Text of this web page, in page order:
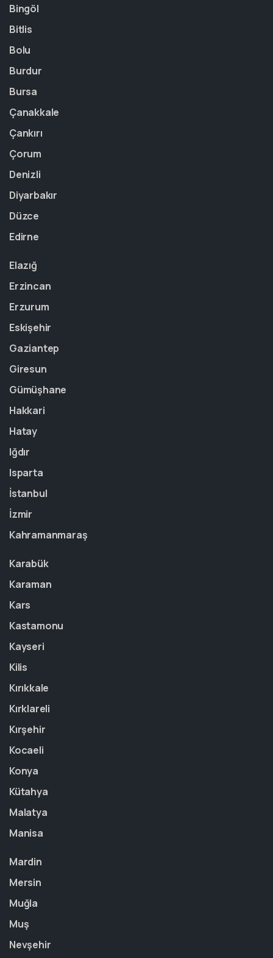
Bingöl
Bitlis
Bolu
Burdur
Bursa
Çanakkale
Çankırı
Çorum
Denizli
Diyarbakır
Düzce
Edirne
Elazığ
Erzincan
Erzurum
Eskişehir
Gaziantep
Giresun
Gümüşhane
Hakkari
Hatay
Iğdır
Isparta
İstanbul
İzmir
Kahramanmaraş
Karabük
Karaman
Kars
Kastamonu
Kayseri
Kilis
Kırıkkale
Kırklareli
Kırşehir
Kocaeli
Konya
Kütahya
Malatya
Manisa
Mardin
Mersin
Muğla
Muş
Nevşehir